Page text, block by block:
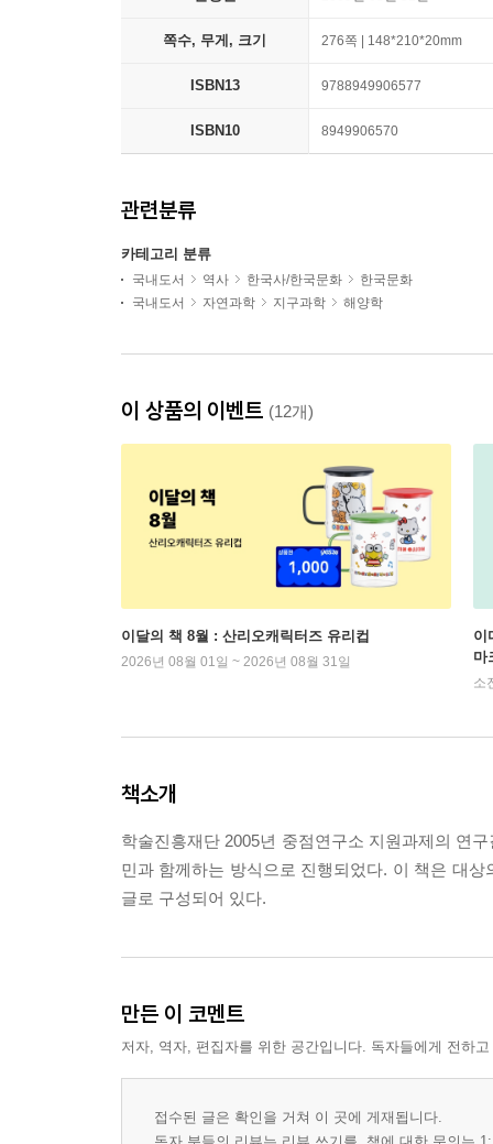
쪽수, 무게, 크기 276쪽 | 148*210*20mm
ISBN13 9788949906577
ISBN10 8949906570
관련분류
카테고리 분류
국내도서 역사 한국사/한국문화
한국문화
국내도서
자연과학 지구과학 해양학
이 상품의 이벤트 (12개)
이달의 책 8월 : 산리오캐릭터즈 유리컵
2026년 08월 01일 ~ 2026년 08월 31일
이
마
소
책소개
학술진흥재단 2005년 중점연구소 지원과제의 연
민과 함께하는 방식으로 진행되었다. 이 책은 대
글로 구성되어 있다.
만든 이 코멘트
저자, 역자, 편집자를 위한 공간입니다. 독자들에게 전하
접수된 글은 확인을 거쳐 이 곳에 게재됩니다.